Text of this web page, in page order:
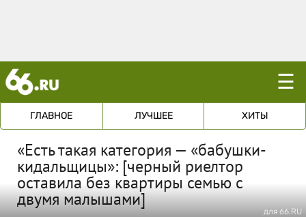
☰
ГЛАВНОЕ ЛУЧШЕЕ ХИТЫ
«Есть такая категория — «бабушки-
кидальщицы»: [черный риелтор
оставила без квартиры семью с
двумя малышами]
для 66.RU